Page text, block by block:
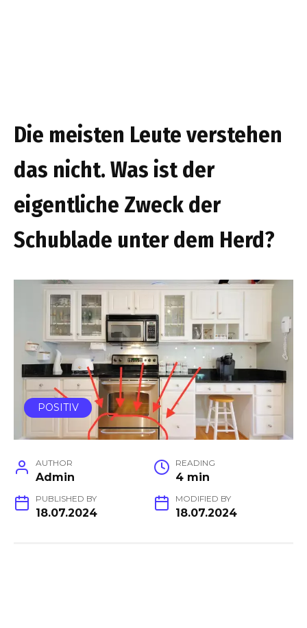
Die meisten Leute verstehen
das nicht. Was ist der
eigentliche Zweck der
Schublade unter dem Herd?
POSITIV
AUTHOR
Admin
READING
4 min
PUBLISHED BY
18.07.2024
MODIFIED BY
18.07.2024